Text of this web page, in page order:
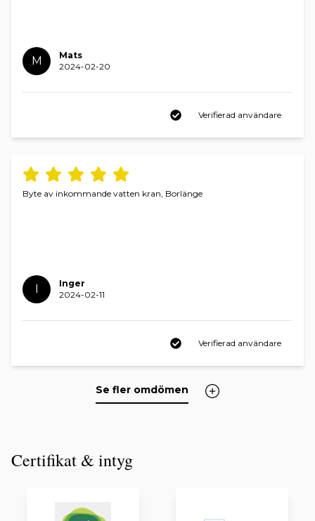
M
Mats
2024-02-20
Verifierad användare
Byte av inkommande vatten kran, Borlänge
I
Inger
2024-02-11
Verifierad användare
Se fler omdömen
Certifikat & intyg